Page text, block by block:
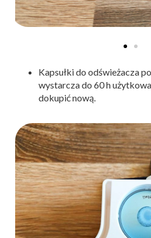
Kapsułki do odświeżacza
wystarcza do 60 h
dokupić nową.